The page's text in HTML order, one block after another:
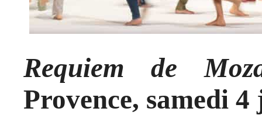
Requiem de
Provence, samedi